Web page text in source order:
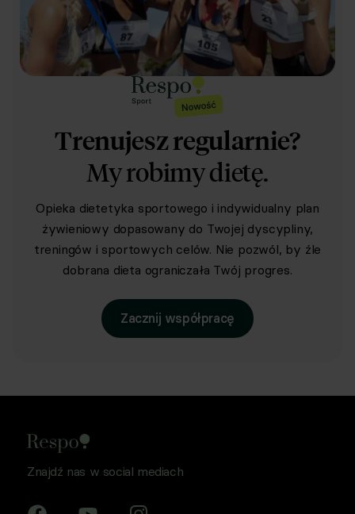
prywatności Respo
Trenujesz regularnie?
My robimy dietę.
Opieka dietetyka sportowego i indywidualny plan
żywieniowy dopasowany do Twojej dyscypliny,
treningów i sportowych celów. Nie pozwól, by źle
dobrana dieta ograniczała Twój progres.
Zacznij współpracę
Znajdź nas w social mediach